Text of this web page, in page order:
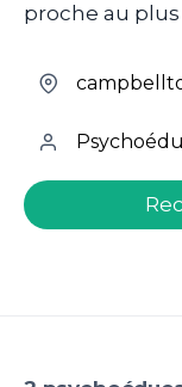
proche au